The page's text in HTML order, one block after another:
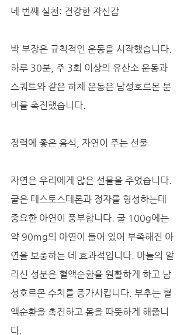
네 번째 실천: 건강한 자신감
박 부장은 규칙적인 운동을 시작했습니다.
하루 30분, 주 3회 이상의 유산소 운동과
스쿼트와 같은 하체 운동은 남성호르몬 분
비를 촉진했습니다.
정력에 좋은 음식, 자연이 주는 선물
자연은 우리에게 많은 선물을 주었습니다.
굴은 테스토스테론과 정자를 형성하는데
중요한 아연이 풍부합니다. 굴 100g에는
약 90mg의 아연이 들어 있어 부족해진 아
연을 보충하는 데 효과적입니다. 마늘의 알
리신 성분은 혈액순환을 원활하게 하고 남
성호르몬 수치를 증가시킵니다. 부추는 혈
액순환을 촉진하고 몸을 따뜻하게 해줍니
다.